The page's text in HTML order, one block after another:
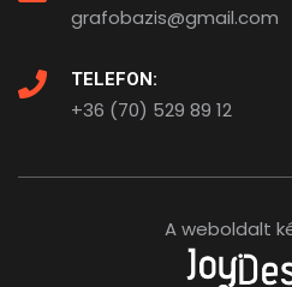
grafobazis@gmail.com
TELEFON:
+36 (70) 529 89 12
A weboldalt